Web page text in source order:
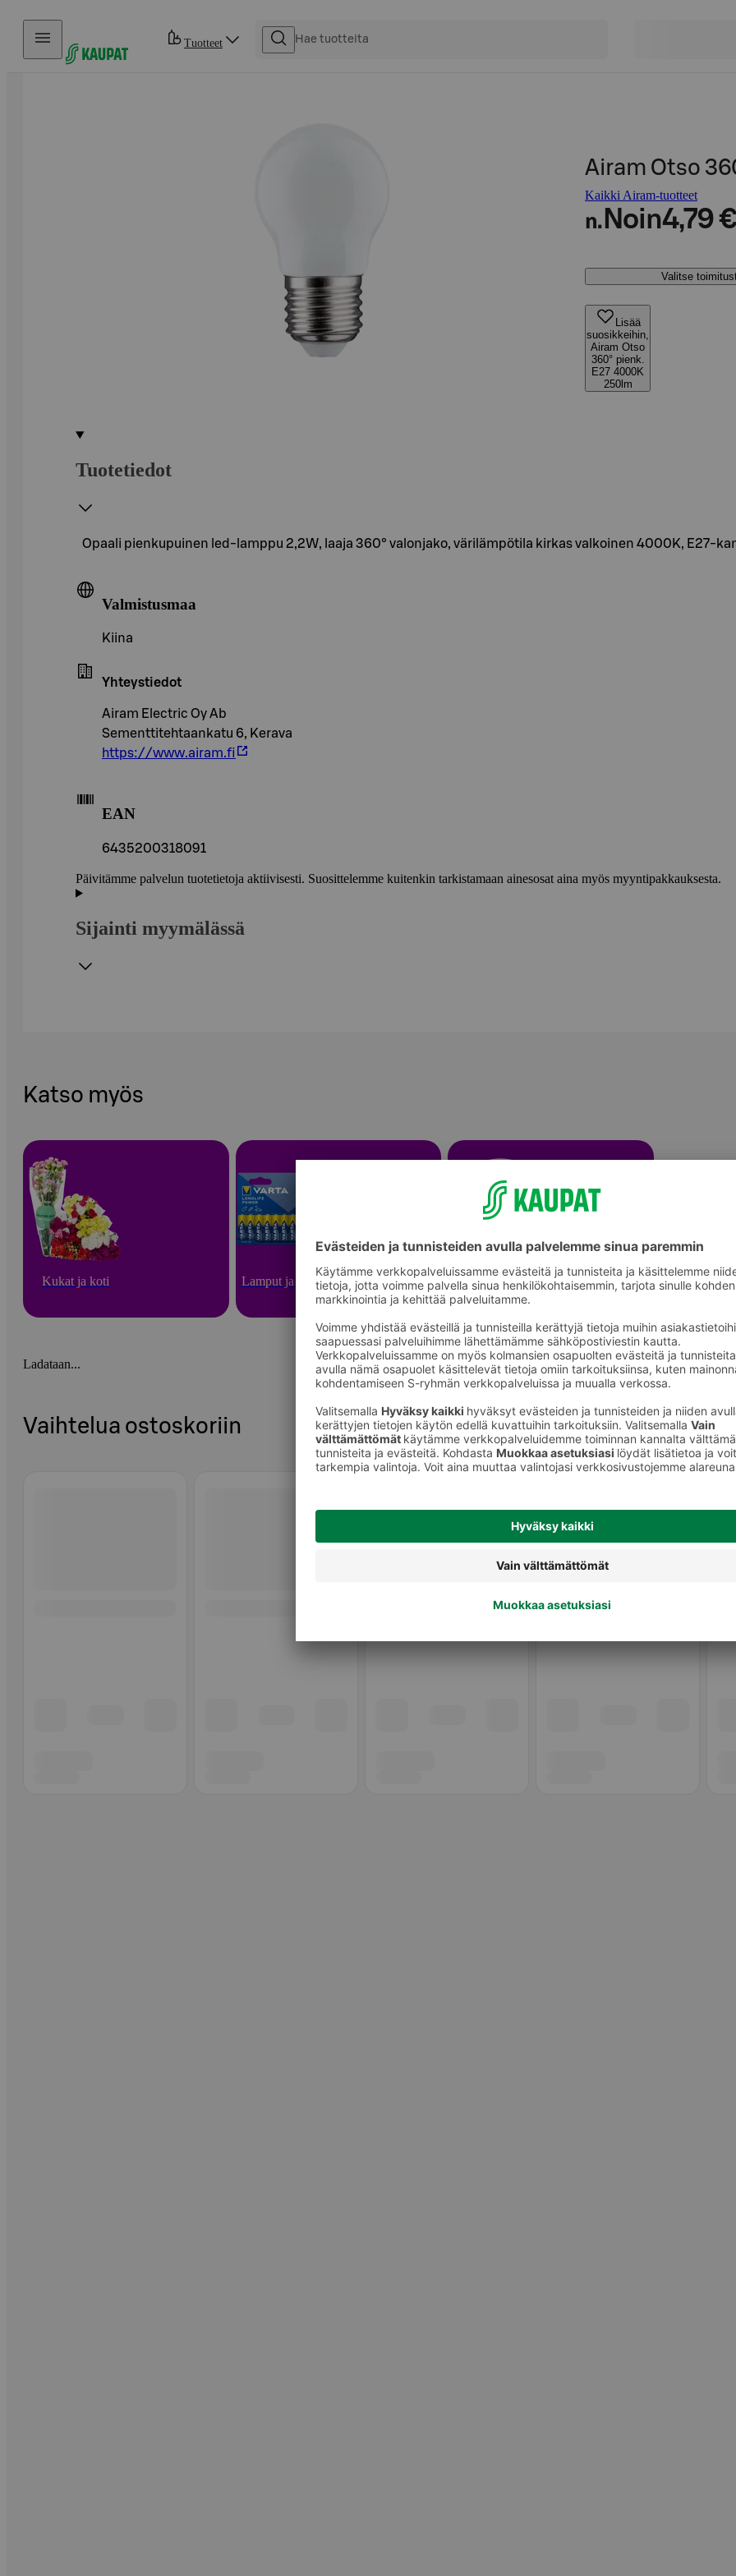
Hyppää sisältöön
Tuotteet
Airam Otso
Kaikki Airam-tuotteet
n. Noin4,79 €
Valitse
Lisää
suosikkeihin,
Airam Otso
360° pienk.
E27 4000K
250lm
Tuotetiedot
Opaali pienkupuinen led-lamppu 2,2W, laaja 360° valonjako, värilämpötila kirkas valkoinen 4000K, E27-
Valmistusmaa
Kiina
Yhteystiedot
Airam Electric Oy Ab
Sementtitehtaankatu 6, Kerava
https://www.airam.fi
EAN
6435200318091
Päivitämme palvelun tuotetietoja aktiivisesti. Suosittelemme kuitenkin tarkistamaan ainesosat aina myös myyntipakkauksesta.
Sijainti myymälässä
Katso myös
Kukat ja koti Lamput ja paristot Lamput
Ladataan...
Vaihtelua ostoskoriin